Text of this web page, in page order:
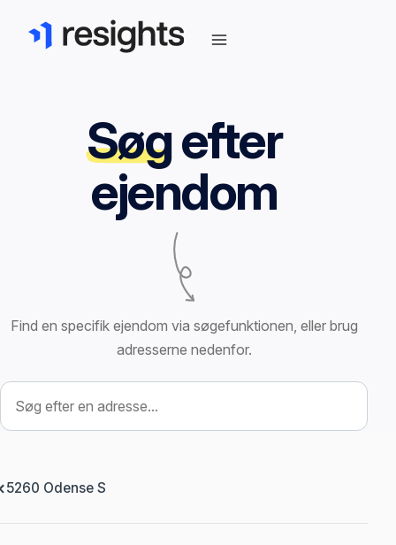
Søgefter
ejendom
Find en specifik ejendom via søgefunktionen, eller brug
adresserne nedenfor.
Søg efter ejendom
5260 Odense S